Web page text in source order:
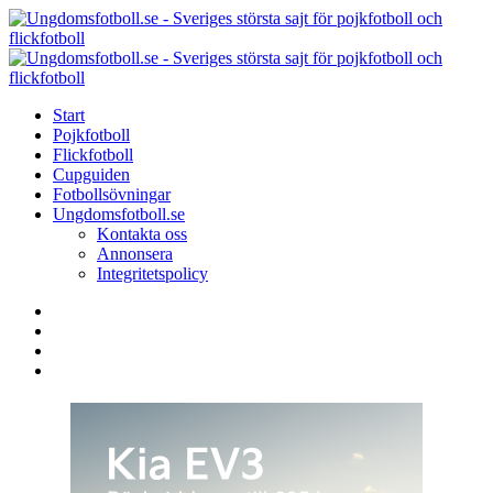
Menu
Search
Menu
Start
Pojkfotboll
Flickfotboll
Cupguiden
Fotbollsövningar
Ungdomsfotboll.se
Kontakta oss
Annonsera
Integritetspolicy